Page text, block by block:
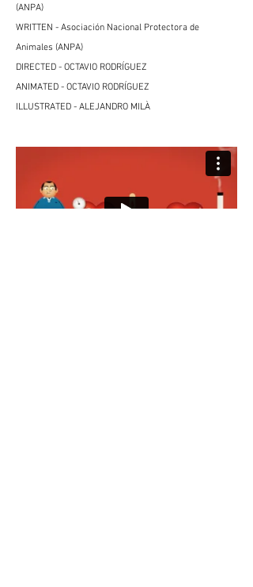
(ANPA)
WRITTEN - Asociación Nacional Protectora de
Animales (ANPA)
DIRECTED - OCTAVIO RODRÍGUEZ
ANIMATED - OCTAVIO RODRÍGUEZ
ILLUSTRATED - ALEJANDRO MILÀ